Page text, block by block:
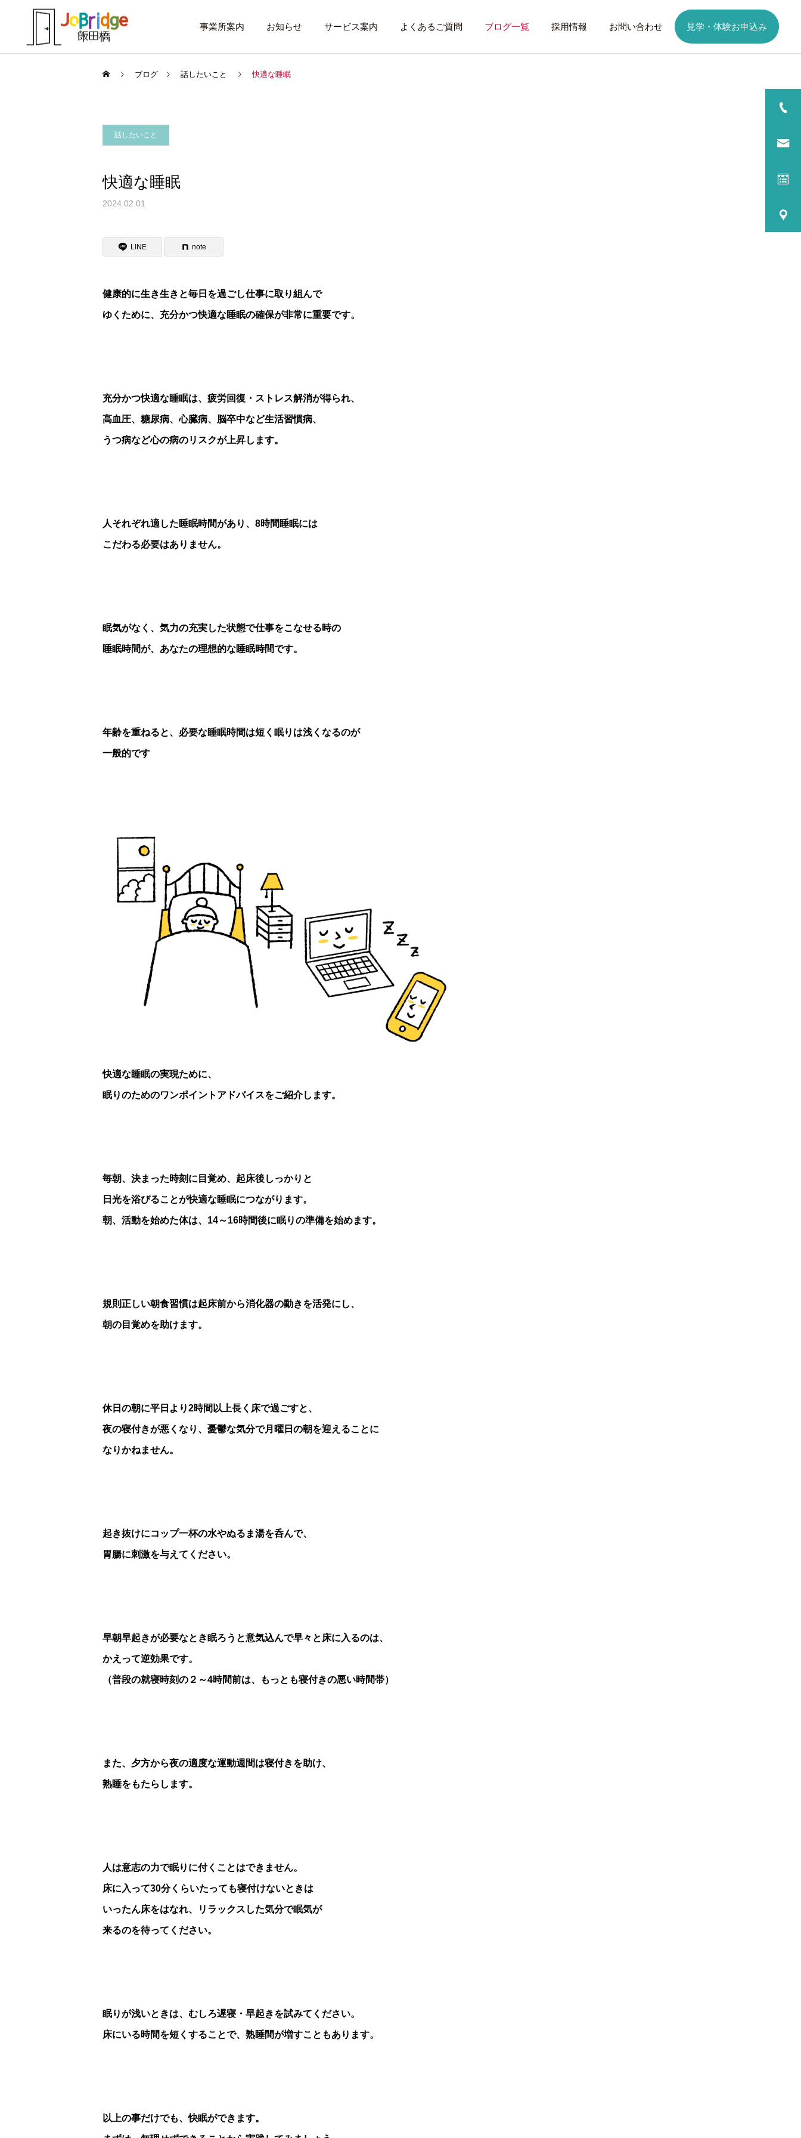
事業所案内 お知らせ サービス案内 よくあるご質問 ブログ一覧 採用情報 お問い合わせ 見学・体験お申込み
働き続けるための土台
ブログ 話したいこと 快適な睡眠
話したいこと
快適な睡眠
2024.02.01
LINE note
健康的に生き生きと毎日を過ごし仕事に取り組んで
ゆくために、充分かつ快適な睡眠の確保が非常に重要です。
充分かつ快適な睡眠は、疲労回復・ストレス解消が得られ、
高血圧、糖尿病、心臓病、脳卒中など生活習慣病、
うつ病など心の病のリスクが上昇します。
人それぞれ適した睡眠時間があり、8時間睡眠には
こだわる必要はありません。
眠気がなく、気力の充実した状態で仕事をこなせる時の
睡眠時間が、あなたの理想的な睡眠時間です。
年齢を重ねると、必要な睡眠時間は短く眠りは浅くなるのが
一般的です
快適な睡眠の実現ために、
眠りのためのワンポイントアドバイスをご紹介します。
毎朝、決まった時刻に目覚め、起床後しっかりと
日光を浴びることが快適な睡眠につながります。
朝、活動を始めた体は、14～16時間後に眠りの準備を始めます。
規則正しい朝食習慣は起床前から消化器の動きを活発にし、
朝の目覚めを助けます。
休日の朝に平日より2時間以上長く床で過ごすと、
夜の寝付きが悪くなり、憂鬱な気分で月曜日の朝を迎えることに
なりかねません。
起き抜けにコップ一杯の水やぬるま湯を呑んで、
胃腸に刺激を与えてください。
早朝早起きが必要なとき眠ろうと意気込んで早々と床に入るのは、
かえって逆効果です。
（普段の就寝時刻の２～4時間前は、もっとも寝付きの悪い時間帯）
また、夕方から夜の適度な運動週間は寝付きを助け、
熟睡をもたらします。
人は意志の力で眠りに付くことはできません。
床に入って30分くらいたっても寝付けないときは
いったん床をはなれ、リラックスした気分で眠気が
来るのを待ってください。
眠りが浅いときは、むしろ遅寝・早起きを試みてください。
床にいる時間を短くすることで、熟睡間が増すこともあります。
以上の事だけでも、快眠ができます。